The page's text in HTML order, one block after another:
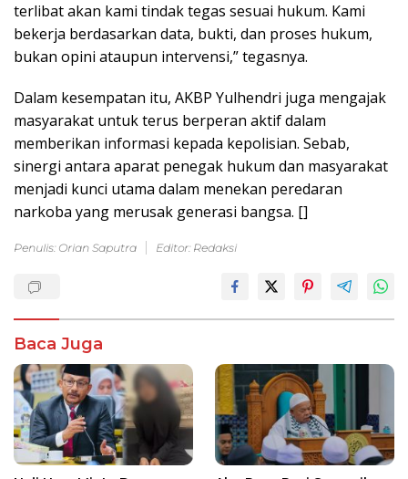
terlibat akan kami tindak tegas sesuai hukum. Kami
bekerja berdasarkan data, bukti, dan proses hukum,
bukan opini ataupun intervensi,” tegasnya.
Dalam kesempatan itu, AKBP Yulhendri juga mengajak
masyarakat untuk terus berperan aktif dalam
memberikan informasi kepada kepolisian. Sebab,
sinergi antara aparat penegak hukum dan masyarakat
menjadi kunci utama dalam menekan peredaran
narkoba yang merusak generasi bangsa. []
Penulis: Orian Saputra Editor: Redaksi
Baca Juga